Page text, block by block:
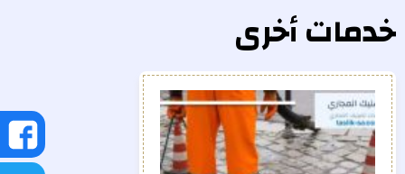
خدمات أخرى